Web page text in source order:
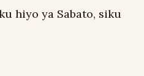
hiyo ya Sabato, siku